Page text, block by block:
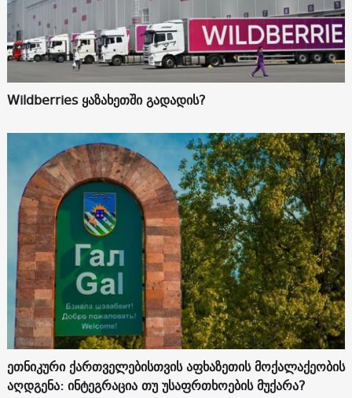
Wildberries ყაზახეთში გადადის?
ეთნიკური ქართველებისთვის აფხაზეთის მოქალაქეობის
აღდგენა: ინტეგრაცია თუ უსაფრთხოების მუქარა?